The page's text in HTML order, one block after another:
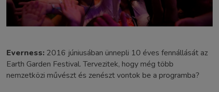
Everness: 2016 júniusában ünnepli 10 éves fennállását az
Earth Garden Festival. Tervezitek, hogy még több
nemzetközi művészt és zenészt vontok be a programba?